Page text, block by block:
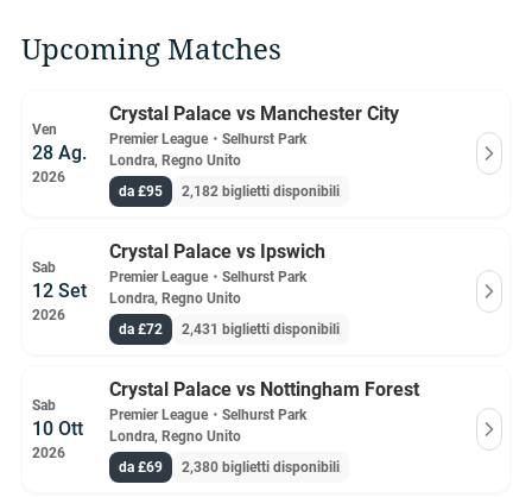
Upcoming Matches
Ven
28 Ag.
2026
Crystal Palace vs Manchester City
Premier League・ Selhurst Park
Londra, Regno Unito
da £95
2,182 biglietti disponibili
Sab
12 Set
2026
Crystal Palace vs Ipswich
Premier League・ Selhurst Park
Londra, Regno Unito
da £72
2,431 biglietti disponibili
Sab
10 Ott
2026
Crystal Palace vs Nottingham Forest
Premier League・ Selhurst Park
Londra, Regno Unito
da £69
2,380 biglietti disponibili